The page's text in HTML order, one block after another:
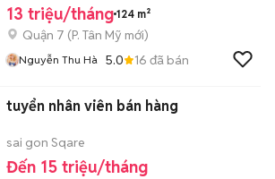
13 triệu/tháng 124 m²
Quận 7 (P. Tân Mỹ mới)
Nguyễn Thu Hà 5.0 16 đã bán
tuyển nhân viên bán hàng
sai gon Sqare
Đến 15 triệu/tháng